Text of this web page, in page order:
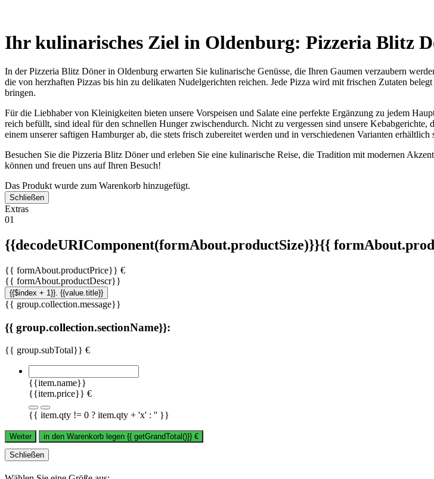
Ihr kulinarisches Ziel in Oldenburg: Pizzeria Blitz
In der Pizzeria Blitz Döner in Oldenburg erwarten Sie kulinarische Genüsse, die Ihren Gaumen verzaubern
die von herzhaften Pizzas bis hin zu delikaten Nudelgerichten reichen. Jede Pizza wird mit frischen Zutaten
bringen.
Für die Liebhaber von Kleinigkeiten bieten unsere Vorspeisen und Salate eine perfekte Ergänzung zu jedem
reich befüllt, sind ideal für den schnellen Hunger zwischendurch. Nicht zu vergessen sind unsere
einem unserer saftigen Hamburger ab, die stets frisch zubereitet werden und in verschiedenen Varianten erhältlich
Besuchen Sie die Pizzeria Blitz Döner und erleben Sie eine kulinarische Reise, die Tradition mit modernen
können und freuen uns auf Ihren Besuch!
Das Produkt wurde zum Warenkorb hinzugefügt.
Schließen
Extras
01
{{decodeURIComponent(formAbout.productSize)}}{{
{{ formAbout.productPrice}} €
{{ formAbout.productDescr}}
{{$index + 1}}. {{value.title}}
{{ group.collection.message}}
{{ group.collection.sectionName}}:
{{ group.subTotal}} €
{{item.name}}
{{item.price}} €
{{ item.qty != 0 ? item.qty + 'x' : '' }}
Weiter in den Warenkorb legen {{ getGrandTotal()}} €
Schließen